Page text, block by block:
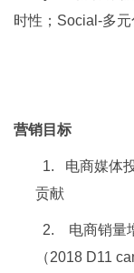
时性；Social-多元
营销目标
1. 电商媒体投
贡献
2. 电商销量增
（2018 D11